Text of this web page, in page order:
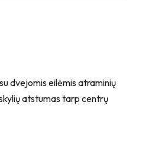
dvejomis eilėmis atraminių
atstumas tarp centrų